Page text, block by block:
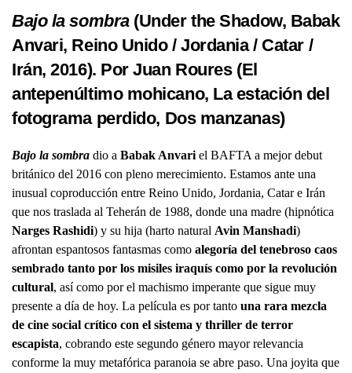
Bajo la sombra(Under the Shadow, Babak
Anvari, Reino Unido / Jordania / Catar /
Irán, 2016). Por Juan Roures (El
antepenúltimo mohicano, La estación del
fotograma perdido, Dos manzanas)
Bajo la sombra dio a Babak Anvari el BAFTA a mejor debut
británico del 2016 con pleno merecimiento. Estamos ante una
inusual coproducción entre Reino Unido, Jordania, Catar e Irán
que nos traslada al Teherán de 1988, donde una madre (hipnótica
Narges Rashidi) y su hija (harto natural Avin Manshadi)
afrontan espantosos fantasmas como alegoría del tenebroso caos
sembrado tanto por los misiles iraquís como por la revolución
cultural, así como por el machismo imperante que sigue muy
presente a día de hoy. La película es por tanto una rara mezcla
de cine social crítico con el sistema y thriller de terror
escapista, cobrando este segundo género mayor relevancia
conforme la muy metafórica paranoia se abre paso. Una joyita que